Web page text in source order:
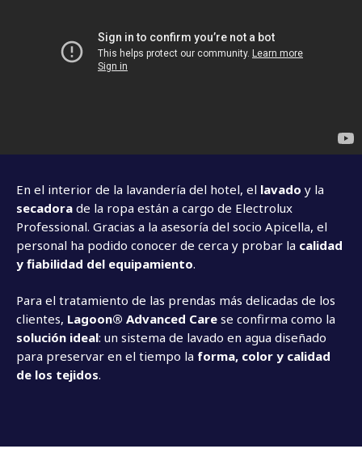
En el interior de la lavandería del hotel, el lavado y la
secadora de la ropa están a cargo de Electrolux
Professional. Gracias a la asesoría del socio Apicella, el
personal ha podido conocer de cerca y probar la calidad
y fiabilidad del equipamiento.
Para el tratamiento de las prendas más delicadas de los
clientes, Lagoon® Advanced Care se confirma como la
solución ideal: un sistema de lavado en agua diseñado
para preservar en el tiempo la forma, color y calidad
de los tejidos.